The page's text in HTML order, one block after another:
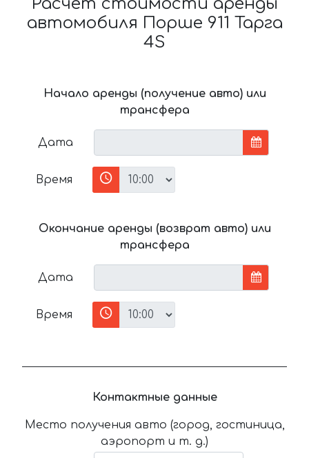
автомобиля Порше 911 Тарга
4S
Начало аренды (получение авто) или
трансфера
Дата
Время
Окончание аренды (возврат авто) или
трансфера
Дата
Время
Контактные данные
Место получения авто (город, гостиница,
аэропорт и т. д.)